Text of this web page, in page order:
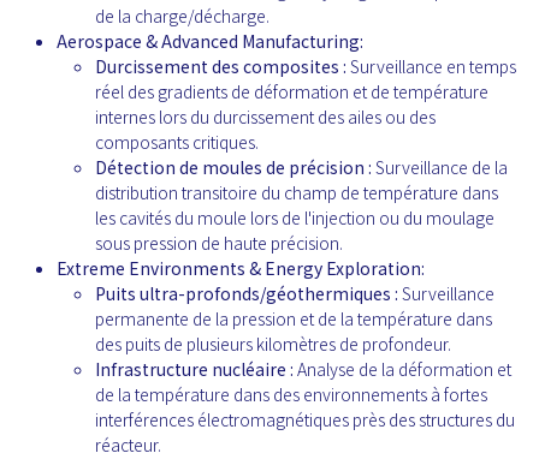
de la charge/décharge.
Aerospace & Advanced Manufacturing:
Durcissement des composites : Surveillance en temps
réel des gradients de déformation et de température
internes lors du durcissement des ailes ou des
composants critiques.
Détection de moules de précision : Surveillance de la
distribution transitoire du champ de température dans
les cavités du moule lors de l'injection ou du moulage
sous pression de haute précision.
Extreme Environments & Energy Exploration:
Puits ultra-profonds/géothermiques : Surveillance
permanente de la pression et de la température dans
des puits de plusieurs kilomètres de profondeur.
Infrastructure nucléaire : Analyse de la déformation et
de la température dans des environnements à fortes
interférences électromagnétiques près des structures du
réacteur.